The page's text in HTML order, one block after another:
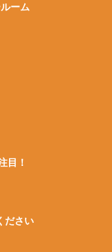
ーム
目！
ださい